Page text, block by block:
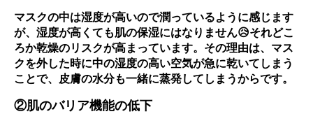
マスクの中は湿度が高いので潤っているように感じます
が、湿度が高くても肌の保湿にはなりません😥それどこ
ろか乾燥のリスクが高まっています。その理由は、マス
クを外した時に中の湿度の高い空気が急に乾いてしまう
ことで、皮膚の水分も一緒に蒸発してしまうからです。
②肌のバリア機能の低下